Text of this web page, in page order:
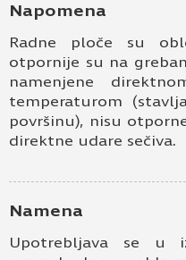
Kontakt telefon
privatnosti
Napomena
Radne ploče su
otpornije su na
namenjene
temperaturom
površinu), nisu
direktne udare sečiva.
Namena
Upotrebljava se u